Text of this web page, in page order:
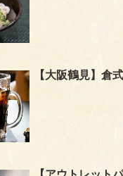
【大阪鶴見】倉